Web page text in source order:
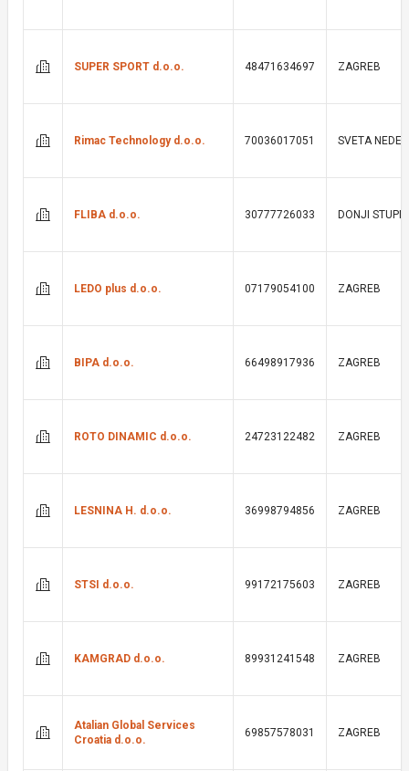
SUPER SPORT d.o.o. 48471634697 ZAGREB
Rimac Technology d.o.o. 70036017051 SVETA
FLIBA d.o.o. 30777726033 DONJI
LEDO plus d.o.o. 07179054100 ZAGREB
BIPA d.o.o. 66498917936 ZAGREB
ROTO DINAMIC d.o.o. 24723122482 ZAGREB
LESNINA H. d.o.o. 36998794856 ZAGREB
STSI d.o.o. 99172175603 ZAGREB
KAMGRAD d.o.o. 89931241548 ZAGREB
Atalian Global Services
Croatia d.o.o.
69857578031 ZAGREB